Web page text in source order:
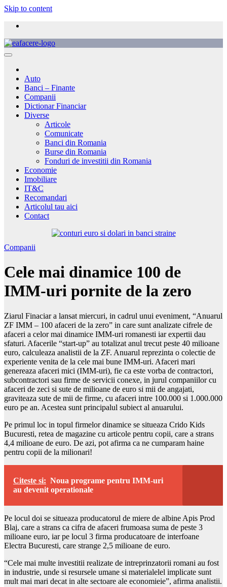
Skip to content
Auto
Banci – Finante
Companii
Dictionar Financiar
Diverse
Articole
Comunicate
Banci din Romania
Burse din Romania
Fonduri de investitii din Romania
Economie
Imobiliare
IT&C
Recomandari
Articolul tau aici
Contact
Companii
Cele mai dinamice 100 de
IMM-uri pornite de la zero
Ziarul Finaciar a lansat miercuri, in cadrul unui eveniment, “Anuarul
ZF IMM – 100 afaceri de la zero” in care sunt analizate cifrele de
afaceri a celor mai dinamice IMM-uri romanesti iar expertii dau
sfaturi. Afacerile “start-up” au totalizat anul trecut peste 40 milioane
euro, calculeaza analistii de la ZF. Anuarul reprezinta o colectie de
experiente venita de la cele mai bune IMM-uri. Afaceri mari
genereaza afaceri mici (IMM-uri), fie ca este vorba de contractori,
subcontractori sau firme de servicii conexe, in jurul companiilor cu
afaceri de zeci si sute de milioane de euro si mii de angajati,
graviteaza sute de mii de firme, cu afaceri intre 100.000 si 1.000.000
euro pe an. Acestea sunt principalul subiect al anuarului.
Pe primul loc in topul firmelor dinamice se situeaza Crido Kids
Bucuresti, retea de magazine cu articole pentru copii, care a strans
4,4 milioane de euro. De azi, pot afirma ca ne cumparam haine
pentru copii de la milionari!
Citeste si: Noua programe pentru IMM-uri
au devenit operationale
Pe locul doi se situeaza producatorul de miere de albine Apis Prod
Blaj, care a strans ca cifra de afaceri frumoasa suma de peste 3
milioane euro, iar pe locul 3 firma producatoare de interfoane
Electra Bucuresti, care strange 2,5 milioane de euro.
“Cele mai multe investitii realizate de intreprinzatorii romani au fost
in industrie, unde si resursele umane si materialelel implicate sunt
mult mai mari decat in alte sectoare ale economieie”, afirma analistii.